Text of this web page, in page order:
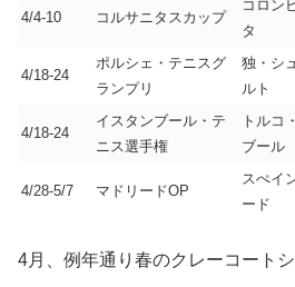
4/4-10 コルサニタスカップ
コロン
タ
4/18-24
ポルシェ・テニスグ
ランプリ
独・シ
ルト
4/18-24
イスタンブール・テ
ニス選手権
トルコ
ブール
4/28-5/7 マドリードOP
スぺイ
ード
4月、例年通り春のクレーコートシ